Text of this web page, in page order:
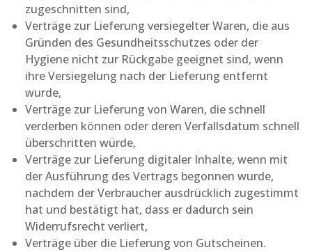
zugeschnitten sind,
Verträge zur Lieferung versiegelter Waren, die aus
Gründen des Gesundheitsschutzes oder der
Hygiene nicht zur Rückgabe geeignet sind, wenn
ihre Versiegelung nach der Lieferung entfernt
wurde,
Verträge zur Lieferung von Waren, die schnell
verderben können oder deren Verfallsdatum schnell
überschritten würde,
Verträge zur Lieferung digitaler Inhalte, wenn mit
der Ausführung des Vertrags begonnen wurde,
nachdem der Verbraucher ausdrücklich zugestimmt
hat und bestätigt hat, dass er dadurch sein
Widerrufsrecht verliert,
Verträge über die Lieferung von Gutscheinen.